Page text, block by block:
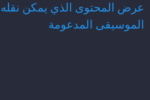
عرض المحتوى الذي يمكن
الموسيقى المدعومة